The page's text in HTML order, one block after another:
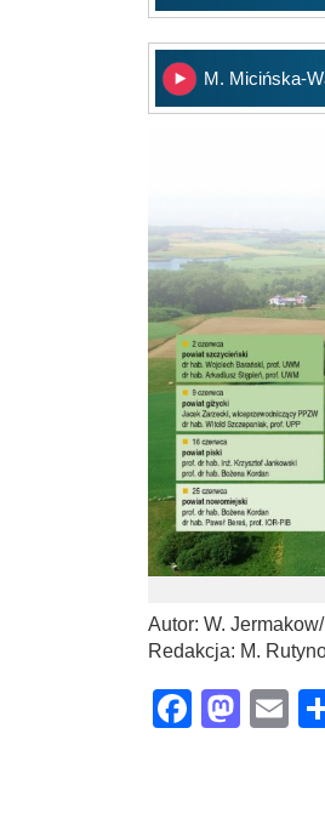
M. Micińska-
Autor: W.
Redakcja: M.